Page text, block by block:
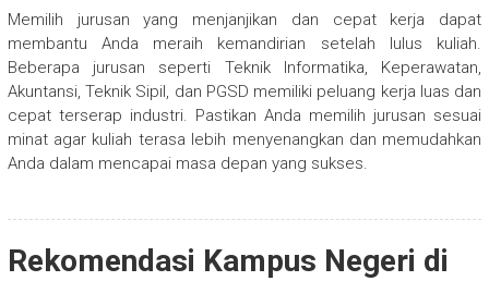
Memilih jurusan yang menjanjikan dan cepat kerja dapat
membantu Anda meraih kemandirian setelah lulus kuliah.
Beberapa jurusan seperti Teknik Informatika, Keperawatan,
Akuntansi, Teknik Sipil, dan PGSD memiliki peluang kerja luas dan
cepat terserap industri. Pastikan Anda memilih jurusan sesuai
minat agar kuliah terasa lebih menyenangkan dan memudahkan
Anda dalam mencapai masa depan yang sukses.
Rekomendasi Kampus Negeri di